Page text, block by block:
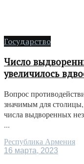
Государство
Число
увеличилось
Вопрос
значимым для
числа выдворенных
...
Республика Армения
16 марта, 2023